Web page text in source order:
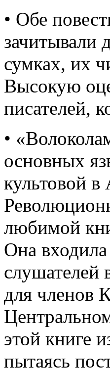
• Обе
зачитывали
сумках, их
Высокую
писателей,
•
основных
культовой
любимой
Она входила
слушателей
для членов
этой книге
пытаясь